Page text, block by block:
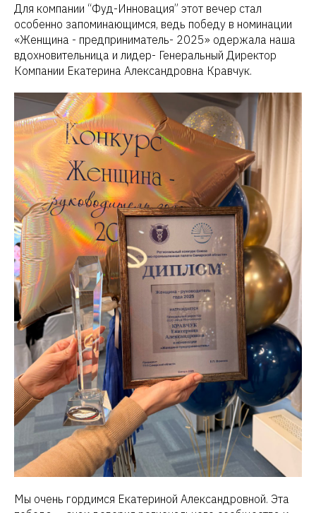
Для компании “Фуд-Инновация” этот вечер стал
особенно запоминающимся, ведь победу в номинации
«Женщина - предприниматель- 2025» одержала наша
вдохновительница и лидер- Генеральный Директор
Компании Екатерина Александровна Кравчук.
Мы очень гордимся Екатериной Александровной. Эта